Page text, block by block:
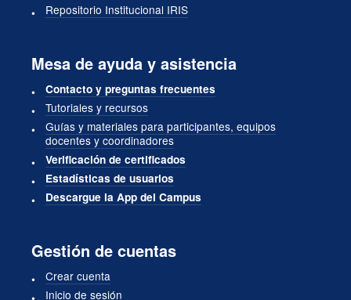
Repositorio Institucional IRIS
Mesa de ayuda y asistencia
Contacto y preguntas frecuentes
Tutoriales y recursos
Guías y materiales para participantes, equipos
docentes y coordinadores
Verificación de certificados
Estadísticas de usuarios
Descargue la App del Campus
Gestión de cuentas
Crear cuenta
Inicio de sesión